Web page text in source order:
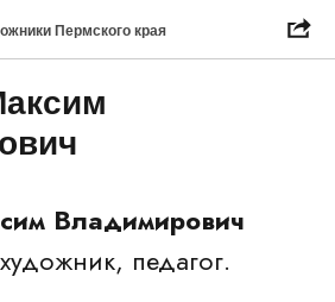
Пермского края
Владимирович
педагог.